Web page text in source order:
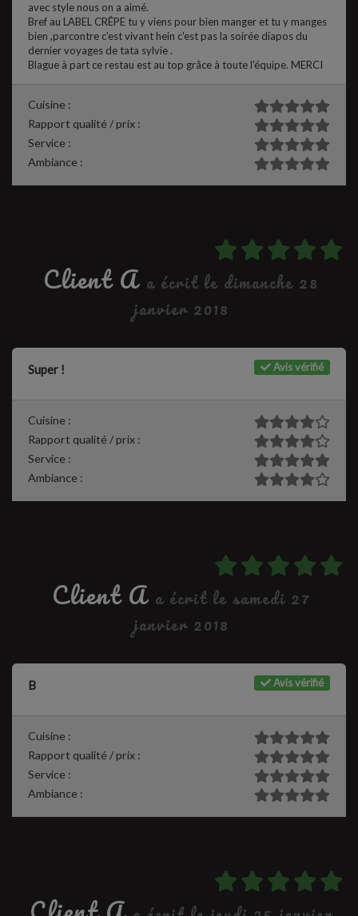
avec style nous on a aimé.
Bref au LABEL CRÊPE tu y viens pour bien manger et tu y manges
bien ,parcontre c'est vivant hein c'est pas la soirée diapos du
dernier voyages de tata sylvie .
Blague à part ce restau est au top grâce à toute l'équipe. MERCI
Cuisine :
Rapport qualité / prix :
Service :
Ambiance :
Client A a écrit le dimanche 28
janvier 2018
Avis vérifié
Super !
Cuisine :
Rapport qualité / prix :
Service :
Ambiance :
Client A a écrit le samedi 27
janvier 2018
Avis vérifié
B
Cuisine :
Rapport qualité / prix :
Service :
Ambiance :